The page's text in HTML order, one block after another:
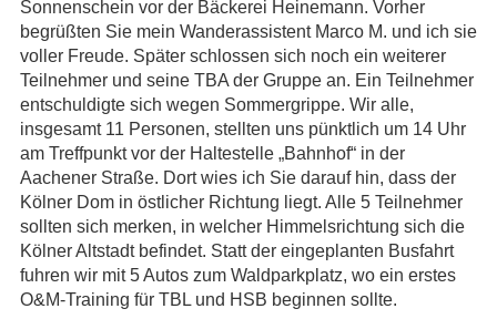
Sonnenschein vor der Bäckerei Heinemann. Vorher
begrüßten Sie mein Wanderassistent Marco M. und ich sie
voller Freude. Später schlossen sich noch ein weiterer
Teilnehmer und seine TBA der Gruppe an. Ein Teilnehmer
entschuldigte sich wegen Sommergrippe. Wir alle,
insgesamt 11 Personen, stellten uns pünktlich um 14 Uhr
am Treffpunkt vor der Haltestelle „Bahnhof“ in der
Aachener Straße. Dort wies ich Sie darauf hin, dass der
Kölner Dom in östlicher Richtung liegt. Alle 5 Teilnehmer
sollten sich merken, in welcher Himmelsrichtung sich die
Kölner Altstadt befindet. Statt der eingeplanten Busfahrt
fuhren wir mit 5 Autos zum Waldparkplatz, wo ein erstes
O&M-Training für TBL und HSB beginnen sollte.